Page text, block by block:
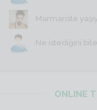
Marmariste
Ne istediğini
ONLINE